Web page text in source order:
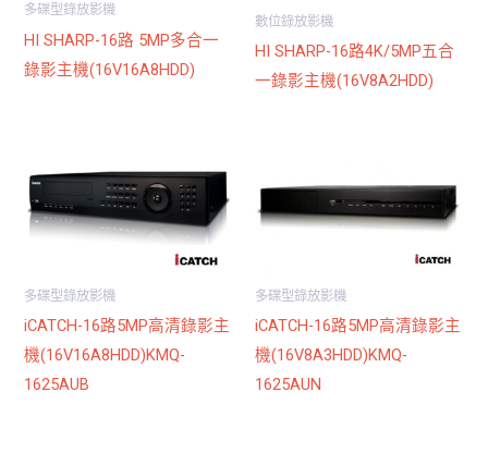
多碟型錄放影機
HI SHARP-16路 5MP多合一
錄影主機(16V16A8HDD)
數位錄放影機
HI SHARP-16路4K/5MP五合
一錄影主機(16V8A2HDD)
多碟型錄放影機
iCATCH-16路5MP高清錄影主
機(16V16A8HDD)KMQ-
1625AUB
多碟型錄放影機
iCATCH-16路5MP高清錄影主
機(16V8A3HDD)KMQ-
1625AUN